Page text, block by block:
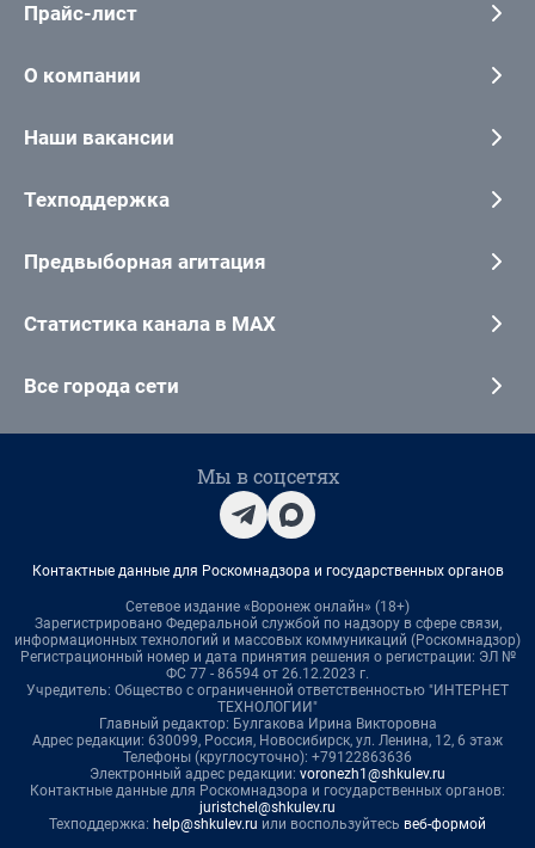
Прайс-лист
О компании
Наши вакансии
Техподдержка
Предвыборная агитация
Статистика канала в MAX
Все города сети
Мы в соцсетях
Контактные данные для Роскомнадзора и государственных органов
Сетевое издание «Воронеж онлайн» (18+)
Зарегистрировано Федеральной службой по надзору в сфере связи,
информационных технологий и массовых коммуникаций (Роскомнадзор)
Регистрационный номер и дата принятия решения о регистрации: ЭЛ №
ФС 77 - 86594 от 26.12.2023 г.
Учредитель: Общество с ограниченной ответственностью "ИНТЕРНЕТ
ТЕХНОЛОГИИ"
Главный редактор: Булгакова Ирина Викторовна
Адрес редакции: 630099, Россия, Новосибирск, ул. Ленина, 12, 6 этаж
Телефоны (круглосуточно): +79122863636
Электронный адрес редакции: voronezh1@shkulev.ru
Контактные данные для Роскомнадзора и государственных органов:
juristchel@shkulev.ru
Техподдержка: help@shkulev.ru или воспользуйтесь веб-формой